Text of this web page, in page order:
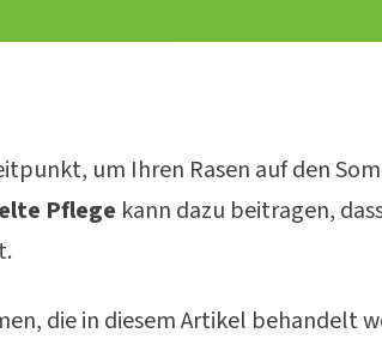
um Ihren Rasen auf den
Pflege kann dazu beitragen,
die in diesem Artikel behandelt